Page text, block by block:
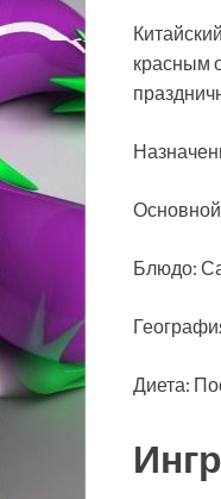
красным
Блюдо:
Диета: